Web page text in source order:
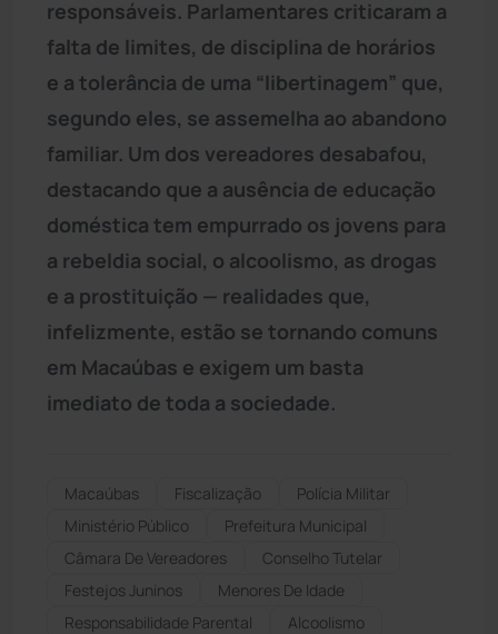
responsáveis. Parlamentares criticaram a
falta de limites, de disciplina de horários
e a tolerância de uma “libertinagem” que,
segundo eles, se assemelha ao abandono
familiar. Um dos vereadores desabafou,
destacando que a ausência de educação
doméstica tem empurrado os jovens para
a rebeldia social, o alcoolismo, as drogas
e a prostituição — realidades que,
infelizmente, estão se tornando comuns
em Macaúbas e exigem um basta
imediato de toda a sociedade.
Macaúbas Fiscalização
Polícia Militar
Ministério Público
Prefeitura Municipal
Câmara De Vereadores
Conselho Tutelar
Festejos Juninos
Menores De Idade
Responsabilidade Parental
Alcoolismo